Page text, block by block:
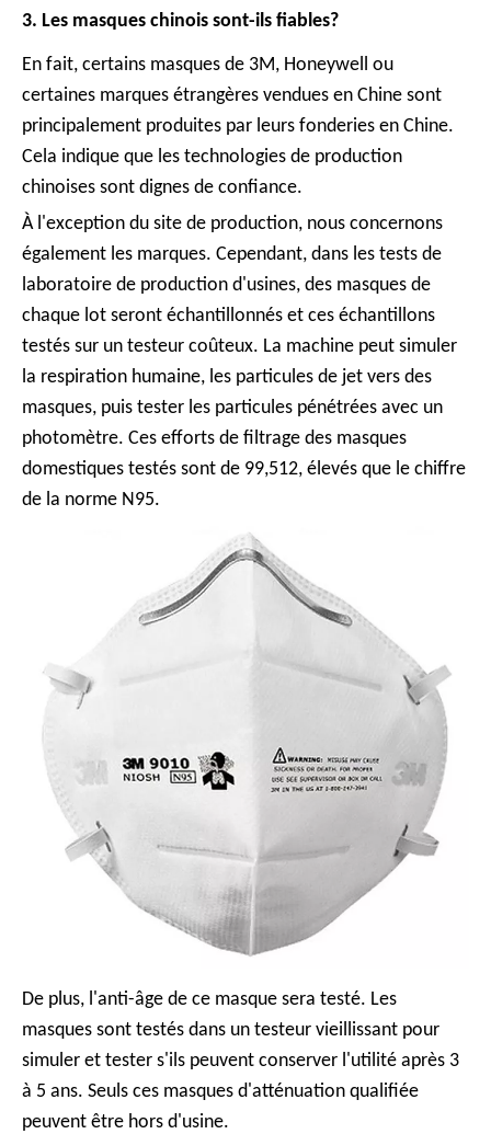
3. Les masques chinois sont-ils fiables?
En fait, certains masques de 3M, Honeywell ou
certaines marques étrangères vendues en Chine sont
principalement produites par leurs fonderies en Chine.
Cela indique que les technologies de production
chinoises sont dignes de confiance.
À l'exception du site de production, nous concernons
également les marques. Cependant, dans les tests de
laboratoire de production d'usines, des masques de
chaque lot seront échantillonnés et ces échantillons
testés sur un testeur coûteux. La machine peut simuler
la respiration humaine, les particules de jet vers des
masques, puis tester les particules pénétrées avec un
photomètre. Ces efforts de filtrage des masques
domestiques testés sont de 99,512, élevés que le chiffre
de la norme N95.
De plus, l'anti-âge de ce masque sera testé. Les
masques sont testés dans un testeur vieillissant pour
simuler et tester s'ils peuvent conserver l'utilité après 3
à 5 ans. Seuls ces masques d'atténuation qualifiée
peuvent être hors d'usine.